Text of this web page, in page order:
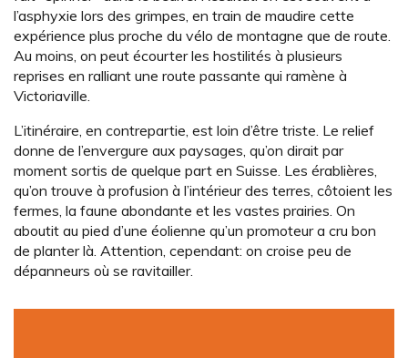
l’asphyxie lors des grimpes, en train de maudire cette
expérience plus proche du vélo de montagne que de route.
Au moins, on peut écourter les hostilités à plusieurs
reprises en ralliant une route passante qui ramène à
Victoriaville.
L’itinéraire, en contrepartie, est loin d’être triste. Le relief
donne de l’envergure aux paysages, qu’on dirait par
moment sortis de quelque part en Suisse. Les érablières,
qu’on trouve à profusion à l’intérieur des terres, côtoient les
fermes, la faune abondante et les vastes prairies. On
aboutit au pied d’une éolienne qu’un promoteur a cru bon
de planter là. Attention, cependant: on croise peu de
dépanneurs où se ravitailler.